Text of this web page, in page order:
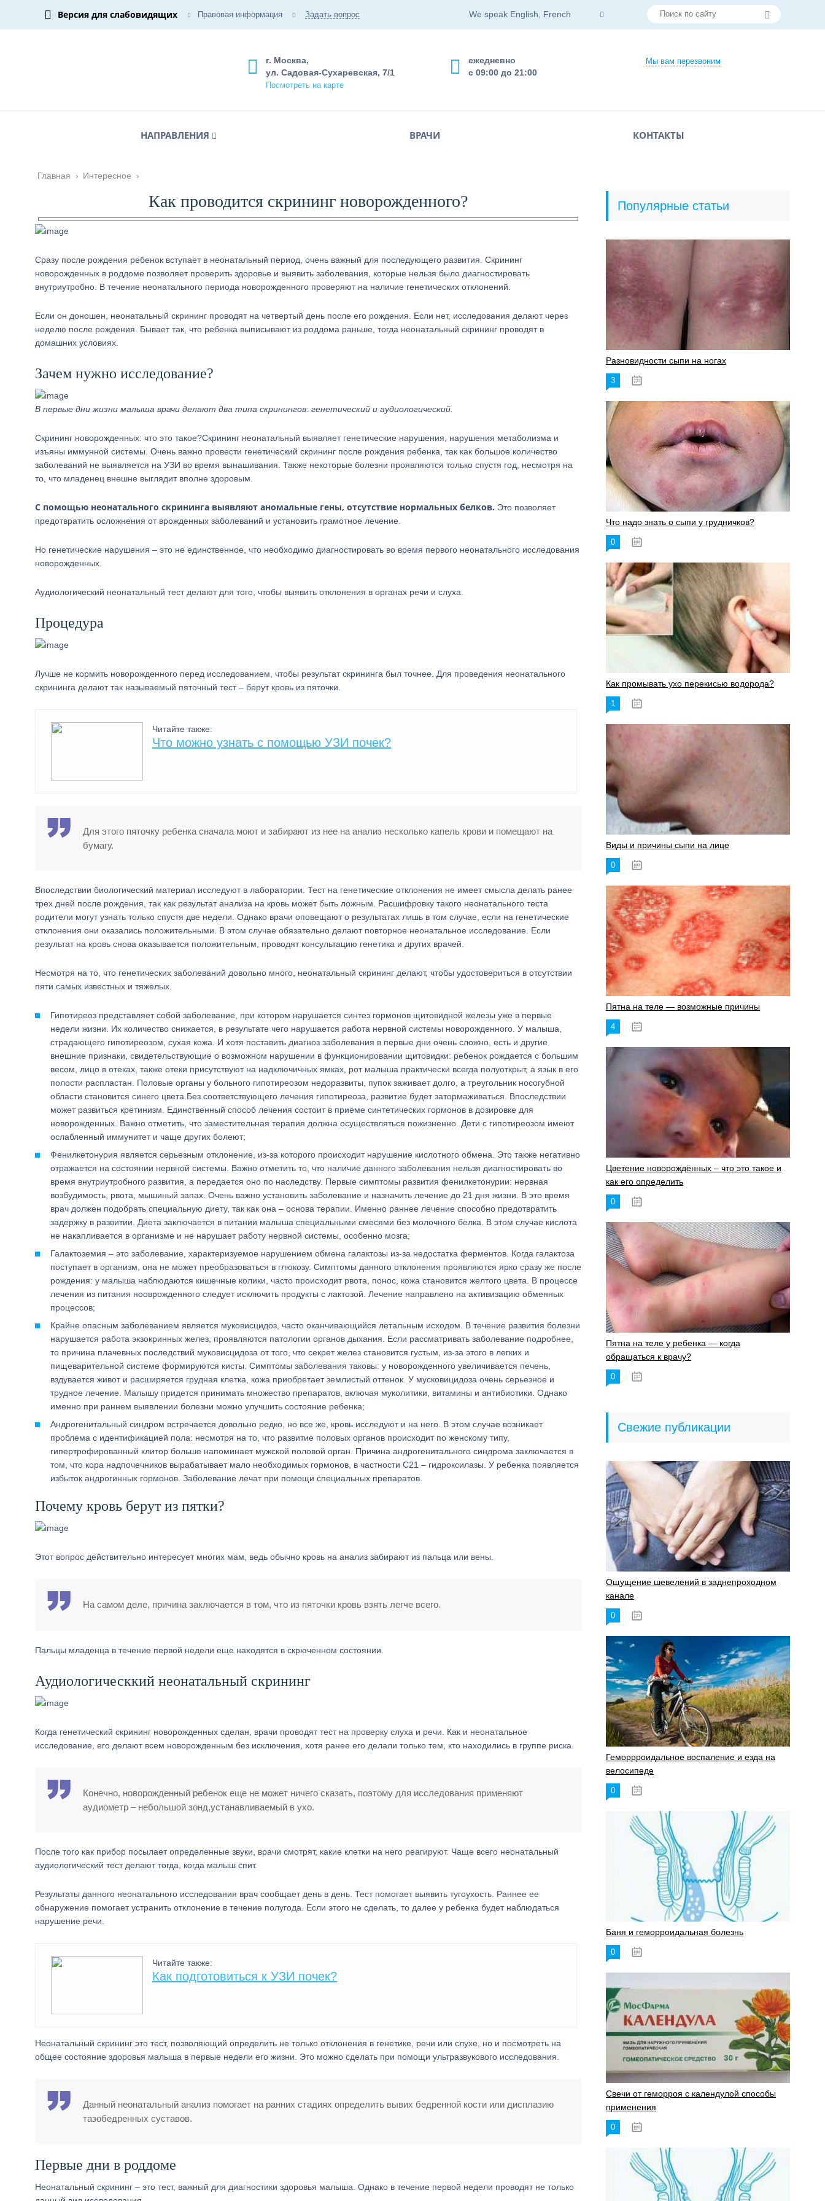
Версия для слабовидящих Правовая информация Задать вопрос We speak English, French
Мы вам перезвоним
ежедневно
с 09:00 до 21:00
г. Москва,
ул. Садовая-Сухаревская, 7/1
Посмотреть на карте
НАПРАВЛЕНИЯ ВРАЧИ КОНТАКТЫ
Главная › Интересное ›
Как проводится скрининг новорожденного?
Сразу после рождения ребенок вступает в неонатальный период, очень важный для последующего развития. Скрининг
новорожденных в роддоме позволяет проверить здоровье и выявить заболевания, которые нельзя было диагностировать
внутриутробно. В течение неонатального периода новорожденного проверяют на наличие генетических отклонений.
Если он доношен, неонатальный скрининг проводят на четвертый день после его рождения. Если нет, исследования делают через
неделю после рождения. Бывает так, что ребенка выписывают из роддома раньше, тогда неонатальный скрининг проводят в
домашних условиях.
Зачем нужно исследование?
В первые дни жизни малыша врачи делают два типа скринингов: генетический и аудиологический.
Скрининг новорожденных: что это такое?Скрининг неонатальный выявляет генетические нарушения, нарушения метаболизма и
изъяны иммунной системы. Очень важно провести генетический скрининг после рождения ребенка, так как большое количество
заболеваний не выявляется на УЗИ во время вынашивания. Также некоторые болезни проявляются только спустя год, несмотря на
то, что младенец внешне выглядит вполне здоровым.
С помощью неонатального скрининга выявляют аномальные гены, отсутствие нормальных белков. Это позволяет
предотвратить осложнения от врожденных заболеваний и установить грамотное лечение.
Но генетические нарушения – это не единственное, что необходимо диагностировать во время первого неонатального исследования
новорожденных.
Аудиологический неонатальный тест делают для того, чтобы выявить отклонения в органах речи и слуха.
Процедура
Лучше не кормить новорожденного перед исследованием, чтобы результат скрининга был точнее. Для проведения неонатального
скрининга делают так называемый пяточный тест – берут кровь из пяточки.
Читайте также:
Что можно узнать с помощью УЗИ почек?
Для этого пяточку ребенка сначала моют и забирают из нее на анализ несколько капель крови и помещают на
бумагу.
Впоследствии биологический материал исследуют в лаборатории. Тест на генетические отклонения не имеет смысла делать ранее
трех дней после рождения, так как результат анализа на кровь может быть ложным. Расшифровку такого неонатального теста
родители могут узнать только спустя две недели. Однако врачи оповещают о результатах лишь в том случае, если на генетические
отклонения они оказались положительными. В этом случае обязательно делают повторное неонатальное исследование. Если
результат на кровь снова оказывается положительным, проводят консультацию генетика и других врачей.
Несмотря на то, что генетических заболеваний довольно много, неонатальный скрининг делают, чтобы удостовериться в отсутствии
пяти самых известных и тяжелых.
Гипотиреоз представляет собой заболевание, при котором нарушается синтез гормонов щитовидной железы уже в первые
недели жизни. Их количество снижается, в результате чего нарушается работа нервной системы новорожденного. У малыша,
страдающего гипотиреозом, сухая кожа. И хотя поставить диагноз заболевания в первые дни очень сложно, есть и другие
внешние признаки, свидетельствующие о возможном нарушении в функционировании щитовидки: ребенок рождается с большим
весом, лицо в отеках, также отеки присутствуют на надключичных ямках, рот малыша практически всегда полуоткрыт, а язык в его
полости распластан. Половые органы у больного гипотиреозом недоразвиты, пупок заживает долго, а треугольник носогубной
области становится синего цвета.Без соответствующего лечения гипотиреоза, развитие будет затормаживаться. Впоследствии
может развиться кретинизм. Единственный способ лечения состоит в приеме синтетических гормонов в дозировке для
новорожденных. Важно отметить, что заместительная терапия должна осуществляться пожизненно. Дети с гипотиреозом имеют
ослабленный иммунитет и чаще других болеют;
Фенилкетонурия является серьезным отклонение, из-за которого происходит нарушение кислотного обмена. Это также негативно
отражается на состоянии нервной системы. Важно отметить то, что наличие данного заболевания нельзя диагностировать во
время внутриутробного развития, а передается оно по наследству. Первые симптомы развития фенилкетонурии: нервная
возбудимость, рвота, мышиный запах. Очень важно установить заболевание и назначить лечение до 21 дня жизни. В это время
врач должен подобрать специальную диету, так как она – основа терапии. Именно раннее лечение способно предотвратить
задержку в развитии. Диета заключается в питании малыша специальными смесями без молочного белка. В этом случае кислота
не накапливается в организме и не нарушает работу нервной системы, особенно мозга;
Галактоземия – это заболевание, характеризуемое нарушением обмена галактозы из-за недостатка ферментов. Когда галактоза
поступает в организм, она не может преобразоваться в глюкозу. Симптомы данного отклонения проявляются ярко сразу же после
рождения: у малыша наблюдаются кишечные колики, часто происходит рвота, понос, кожа становится желтого цвета. В процессе
лечения из питания нооврожденного следует исключить продукты с лактозой. Лечение направлено на активизацию обменных
процессов;
Крайне опасным заболеванием является муковисцидоз, часто оканчивающийся летальным исходом. В течение развития болезни
нарушается работа экзокринных желез, проявляются патологии органов дыхания. Если рассматривать заболевание подробнее,
то причина плачевных последствий муковисцидоза от того, что секрет желез становится густым, из-за этого в легких и
пищеварительной системе формируются кисты. Симптомы заболевания таковы: у новорожденного увеличивается печень,
вздувается живот и расширяется грудная клетка, кожа приобретает землистый оттенок. У мусковицидоза очень серьезное и
трудное лечение. Малышу придется принимать множество препаратов, включая муколитики, витамины и антибиотики. Однако
именно при раннем выявлении болезни можно улучшить состояние ребенка;
Андрогенитальный синдром встречается довольно редко, но все же, кровь исследуют и на него. В этом случае возникает
проблема с идентификацией пола: несмотря на то, что развитие половых органов происходит по женскому типу,
гипертрофированный клитор больше напоминает мужской половой орган. Причина андрогенитального синдрома заключается в
том, что кора надпочечников вырабатывает мало необходимых гормонов, в частности С21 – гидроксилазы. У ребенка появляется
избыток андрогинных гормонов. Заболевание лечат при помощи специальных препаратов.
Почему кровь берут из пятки?
Этот вопрос действительно интересует многих мам, ведь обычно кровь на анализ забирают из пальца или вены.
На самом деле, причина заключается в том, что из пяточки кровь взять легче всего.
Пальцы младенца в течение первой недели еще находятся в скрюченном состоянии.
Аудиологическкий неонатальный скрининг
Когда генетический скрининг новорожденных сделан, врачи проводят тест на проверку слуха и речи. Как и неонатальное
исследование, его делают всем новорожденным без исключения, хотя ранее его делали только тем, кто находились в группе риска.
Конечно, новорожденный ребенок еще не может ничего сказать, поэтому для исследования применяют
аудиометр – небольшой зонд,устанавливаемый в ухо.
После того как прибор посылает определенные звуки, врачи смотрят, какие клетки на него реагируют. Чаще всего неонатальный
аудиологический тест делают тогда, когда малыш спит.
Результаты данного неонатального исследования врач сообщает день в день. Тест помогает выявить тугоухость. Раннее ее
обнаружение помогает устранить отклонение в течение полугода. Если этого не сделать, то далее у ребенка будет наблюдаться
нарушение речи.
Читайте также:
Как подготовиться к УЗИ почек?
Неонатальный скрининг это тест, позволяющий определить не только отклонения в генетике, речи или слухе, но и посмотреть на
общее состояние здоровья малыша в первые недели его жизни. Это можно сделать при помощи ультразвукового исследования.
Данный неонатальный анализ помогает на ранних стадиях определить вывих бедренной кости или дисплазию
тазобедренных суставов.
Первые дни в роддоме
Неонатальный скрининг – это тест, важный для диагностики здоровья малыша. Однако в течение первой недели проводят не только
Популярные статьи
Разновидности сыпи на ногах
3
Что надо знать о сыпи у грудничков?
0
Как промывать ухо перекисью водорода?
1
Виды и причины сыпи на лице
0
Пятна на теле — возможные причины
4
Цветение новорождённых – что это такое и
как его определить
0
Пятна на теле у ребенка — когда
обращаться к врачу?
0
Свежие публикации
Ощущение шевелений в заднепроходном
канале
0
Геморрроидальное воспаление и езда на
велосипеде
0
Баня и геморроидальная болезнь
0
Свечи от геморроя с календулой способы
применения
0